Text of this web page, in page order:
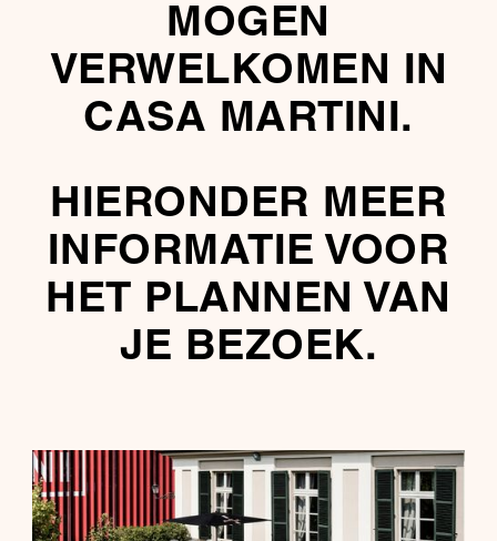
MOGEN
VERWELKOMEN IN
CASA MARTINI.
HIERONDER MEER
INFORMATIE VOOR
HET PLANNEN VAN
JE BEZOEK.